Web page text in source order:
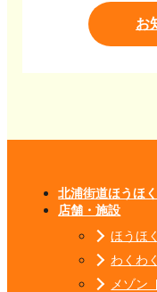
お
北浦街道ほうほ
店舗・施設
ほうほ
わくわ
メゾン